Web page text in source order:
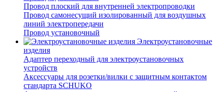
Провод плоский для внутренней электропроводки
Провод самонесущий изолированный для воздушных
линий электропередачи
Провод установочный
Электроустановочные
изделия
Адаптер переходный для электроустановочных
устройств
Аксессуары для розетки/вилки с защитным контактом
стандарта SCHUKO